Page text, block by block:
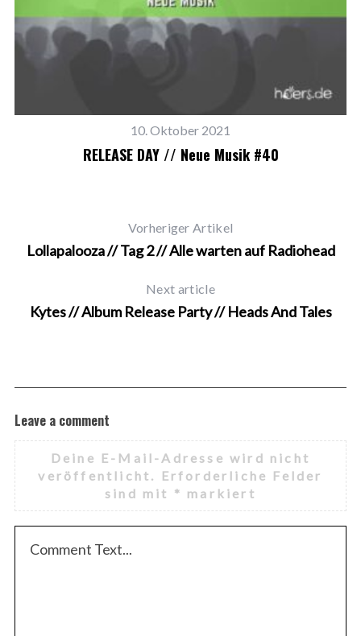
10. Oktober 2021
RELEASE DAY // Neue Musik #40
Vorheriger Artikel
Lollapalooza // Tag 2 // Alle warten auf Radiohead
Next article
Kytes // Album Release Party // Heads And Tales
Leave a comment
Deine E-Mail-Adresse wird nicht
veröffentlicht.
Erforderliche Felder
sind mit * markiert